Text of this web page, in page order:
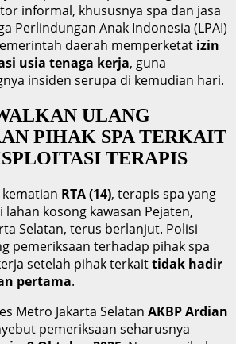
informal, khususnya spa dan jasa
Perlindungan Anak Indonesia (LPAI)
daerah memperketat izin
usia tenaga kerja, guna
insiden serupa di kemudian hari.
ULANG
PIHAK SPA TERKAIT
TERAPIS
RTA (14), terapis spa yang
kosong kawasan Pejaten,
Selatan, terus berlanjut. Polisi
pemeriksaan terhadap pihak spa
setelah pihak terkaittidak hadir
pertama.
Metro Jakarta Selatan AKBP Ardian
pemeriksaan seharusnya